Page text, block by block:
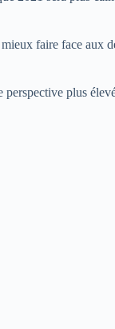
faire face aux
plus